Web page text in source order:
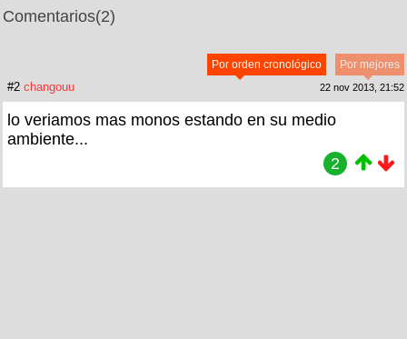
Comentarios(2)
Por mejores
Por orden cronológico
#2 changouu 22 nov 2013, 21:52
lo veriamos mas monos estando en su medio
ambiente...
2